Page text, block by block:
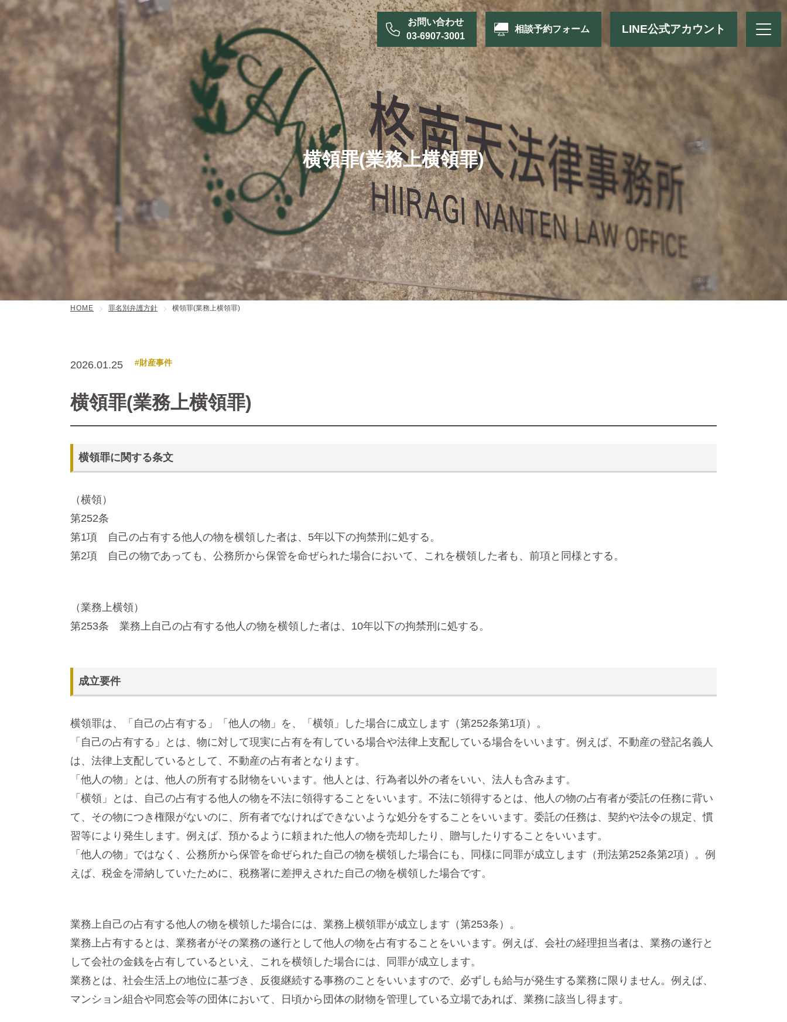
お問い合わせ
03-6907-3001
相談予約フォーム LINE公式アカウント
横領罪(業務上横領罪)
HOME 罪名別弁護方針 横領罪(業務上横領罪)
2026.01.25 #財産事件
横領罪(業務上横領罪)
横領罪に関する条文
（横領）
第252条
第1項 自己の占有する他人の物を横領した者は、5年以下の拘禁刑に処する。
第2項 自己の物であっても、公務所から保管を命ぜられた場合において、これを横領した者も、前項と同様とする。
（業務上横領）
第253条 業務上自己の占有する他人の物を横領した者は、10年以下の拘禁刑に処する。
成立要件
横領罪は、「自己の占有する」「他人の物」を、「横領」した場合に成立します（第252条第1項）。
「自己の占有する」とは、物に対して現実に占有を有している場合や法律上支配している場合をいいます。例えば、不動産の登記名義人
は、法律上支配しているとして、不動産の占有者となります。
「他人の物」とは、他人の所有する財物をいいます。他人とは、行為者以外の者をいい、法人も含みます。
「横領」とは、自己の占有する他人の物を不法に領得することをいいます。不法に領得するとは、他人の物の占有者が委託の任務に背い
て、その物につき権限がないのに、所有者でなければできないような処分をすることをいいます。委託の任務は、契約や法令の規定、慣
習等により発生します。例えば、預かるように頼まれた他人の物を売却したり、贈与したりすることをいいます。
「他人の物」ではなく、公務所から保管を命ぜられた自己の物を横領した場合にも、同様に同罪が成立します（刑法第252条第2項）。例
えば、税金を滞納していたために、税務署に差押えされた自己の物を横領した場合です。
業務上自己の占有する他人の物を横領した場合には、業務上横領罪が成立します（第253条）。
業務上占有するとは、業務者がその業務の遂行として他人の物を占有することをいいます。例えば、会社の経理担当者は、業務の遂行と
して会社の金銭を占有しているといえ、これを横領した場合には、同罪が成立します。
業務とは、社会生活上の地位に基づき、反復継続する事務のことをいいますので、必ずしも給与が発生する業務に限りません。例えば、
マンション組合や同窓会等の団体において、日頃から団体の財物を管理している立場であれば、業務に該当し得ます。